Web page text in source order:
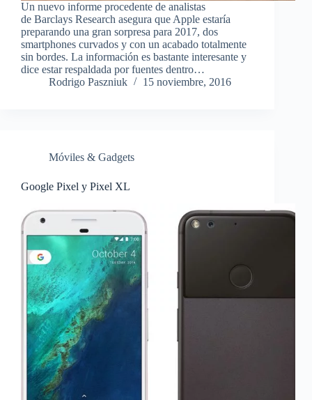
Un nuevo informe procedente de analistas
de Barclays Research asegura que Apple estaría
preparando una gran sorpresa para 2017, dos
smartphones curvados y con un acabado totalmente
sin bordes. La información es bastante interesante y
dice estar respaldada por fuentes dentro…
Rodrigo Paszniuk
15 noviembre, 2016
Móviles & Gadgets
Google Pixel y Pixel XL